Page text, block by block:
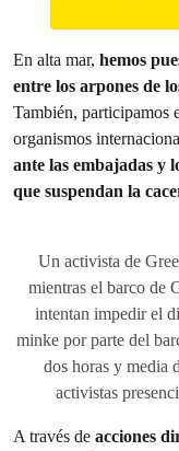
En alta mar, hemos
entre los arpones de
También, participamos
organismos
ante las embajadas y
que suspendan la
Un activista de
mientras el barco de
intentan impedir el
minke por parte del
dos horas y media
activistas
A través de acciones